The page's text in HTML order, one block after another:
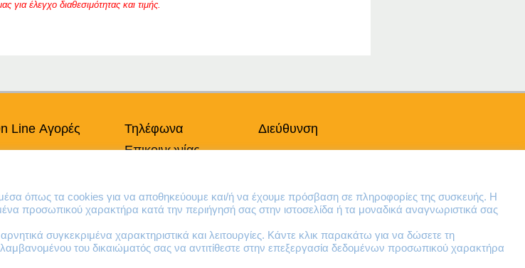
έλεγχο διαθεσιμότητας και τιμής.
Line Αγορές
Προϊόντων
Τηλέφωνα
Επικοινωνίας
210 41 13 280
Διεύθυνση
Τ.Κ. 182 33
Email
όπως τα cookies για να αποθηκεύουμε και/ή να έχουμε πρόσβαση σε πληροφορίες της συσκευής. Η
προσωπικού χαρακτήρα κατά την περιήγησή σας στην ιστοσελίδα ή τα μοναδικά αναγνωριστικά σας
συγκεκριμένα χαρακτηριστικά και λειτουργίες. Κάντε κλικ παρακάτω για να δώσετε τη
του δικαιώματός σας να αντιτίθεστε στην επεξεργασία δεδομένων προσωπικού χαρακτήρα